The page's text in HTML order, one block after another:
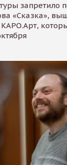
запретило
«Сказка»,
КАРО.Арт,